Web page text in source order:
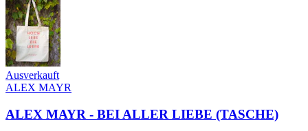
Ausverkauft
ALEX MAYR
ALEX MAYR - BEI ALLER LIEBE (TASCHE)